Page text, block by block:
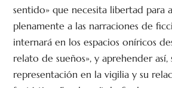
sentido» que necesita libertad para
plenamente a las narraciones de
internará en los espacios oníricos
relato de sueños», y aprehender así,
representación en la vigilia y su